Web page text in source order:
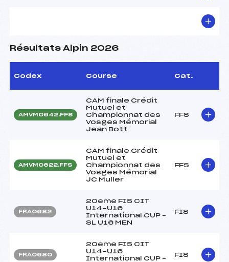
Résultats Alpin 2026
Codex Course Cat.
AMVM0642.FFS
CAM finale Crédit
Mutuel et
Championnat des
Vosges Mémorial
Jean Bott
FFS
AMVM0622.FFS
CAM finale Crédit
Mutuel et
Championnat des
Vosges Mémorial
JC Muller
FFS
FRA0682
20eme FIS CIT
U14-U16
International CUP –
SL U16 MEN
FIS
FRA0680
20eme FIS CIT
U14-U16
International CUP –
FIS